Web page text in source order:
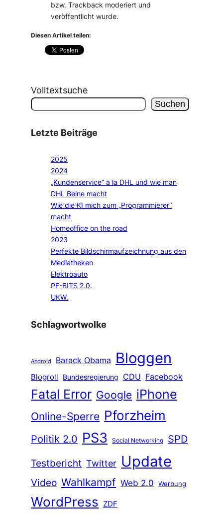
bzw. Trackback moderiert und
veröffentlicht wurde.
Diesen Artikel teilen:
Volltextsuche
Suchen
Letzte Beiträge
2025
2024
„Kundenservice“ a la DHL und wie man
DHL Beine macht
Wie die KI mich zum „Programmierer“
macht
Homeoffice on the road
2023
Perfekte Bildschirmaufzeichnung aus den
Mediatheken
Elektroauto
PF-BITS 2.0.
UKW.
Schlagwortwolke
Android Barack Obama Bloggen
Blogroll Bundesregierung CDU Facebook
Fatal Error Google iPhone
Online-Sperre Pforzheim
Politik 2.0 PS3 Social Networking
SPD
Testbericht Twitter Update
Video Wahlkampf Web 2.0 Werbung
WordPress ZDF